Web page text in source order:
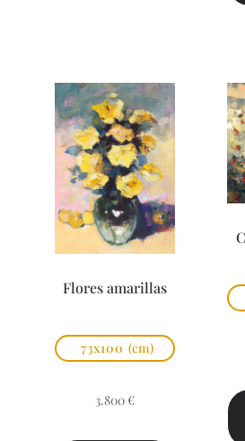
Flores amarillas
73x100 (cm)
3.800 €